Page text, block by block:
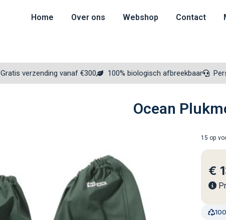
Home Over ons Webshop Contact
Gratis verzending vanaf €300 100% biologisch afbreekbaar
Ocean
15 op
€